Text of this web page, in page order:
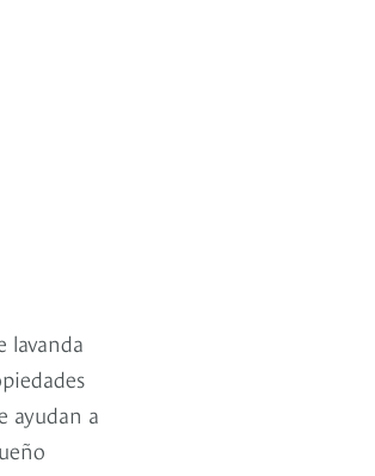
lavanda
ayudan a